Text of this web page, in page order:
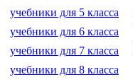
учебники для 5 класса
учебники для 6 класса
учебники для 7 класса
учебники для 8 класса